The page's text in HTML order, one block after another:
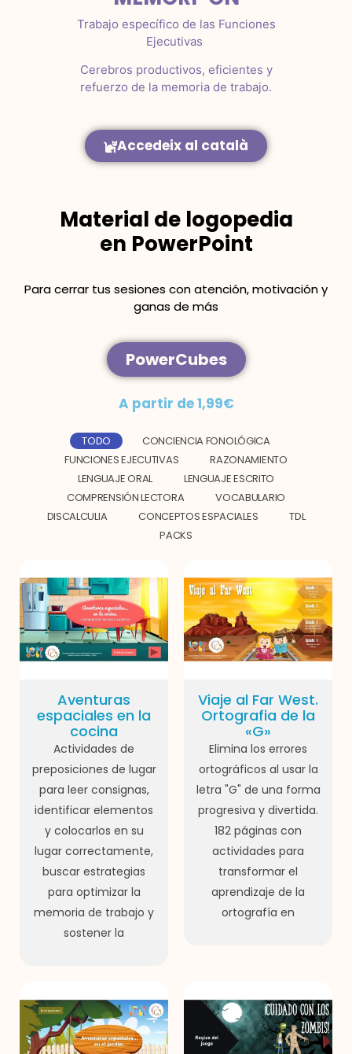
Trabajo específico de las Funciones
Ejecutivas
Cerebros productivos, eficientes y
refuerzo de la memoria de trabajo.
Accedeix al català
Material de logopedia
en PowerPoint
Para cerrar tus sesiones con atención, motivación y
ganas de más
PowerCubes
A partir de 1,99€
TODO
CONCIENCIA FONOLÓGICA
FUNCIONES EJECUTIVAS
RAZONAMIENTO
LENGUAJE ORAL
LENGUAJE ESCRITO
COMPRENSIÓN LECTORA
VOCABULARIO
DISCALCULIA
CONCEPTOS ESPACIALES
TDL
PACKS
Aventuras
espaciales en la
cocina
Actividades de
preposiciones de lugar
para leer consignas,
identificar elementos
y colocarlos en su
lugar correctamente,
buscar estrategias
para optimizar la
memoria de trabajo y
sostener la
Viaje al Far West.
Ortografia de la
«G»
Elimina los errores
ortográficos al usar la
letra "G" de una forma
progresiva y divertida.
182 páginas con
actividades para
transformar el
aprendizaje de la
ortografía en